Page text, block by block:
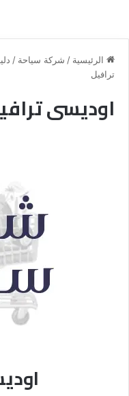
الرئيسية / شركة سياحة /
ترافيل
اوديسى